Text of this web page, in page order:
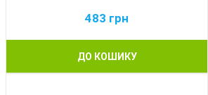
483 грн
ДО КОШИКУ